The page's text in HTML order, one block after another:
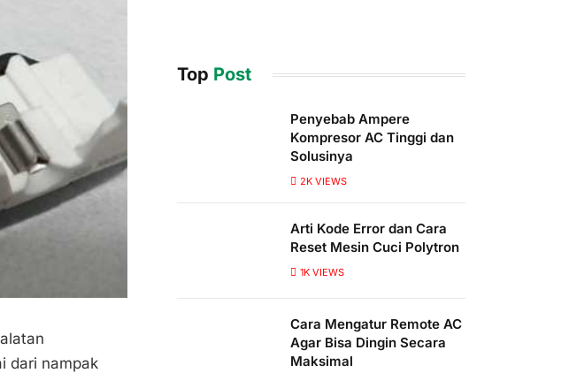
dari nampak
Top Post
Penyebab Ampere
Kompresor AC Tinggi dan
Solusinya
2K VIEWS
Arti Kode Error dan Cara
Reset Mesin Cuci Polytron
1K VIEWS
Cara Mengatur Remote AC
Agar Bisa Dingin Secara
Maksimal